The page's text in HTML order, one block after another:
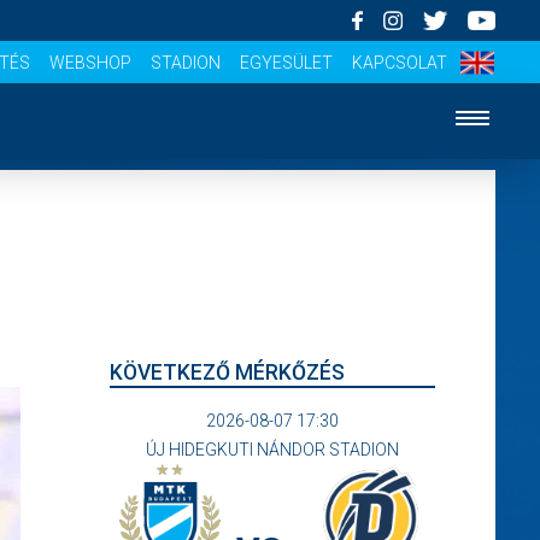
WEBSHOP STADION EGYESÜLET KAPCSOLAT
KÖVETKEZŐ MÉRKŐZÉS
2026-08-07 17:30
ÚJ HIDEGKUTI NÁNDOR STADION